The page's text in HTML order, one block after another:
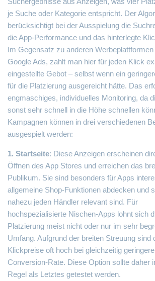
je Suche oder Kategorie entspricht. Der
berücksichtigt bei der Ausspielung die
die App-Performance und das hinterlegte
Im Gegensatz zu anderen
Google Ads, zahlt man hier für jeden Klick
eingestellte Gebot – selbst wenn ein
für die Platzierung ausgereicht hätte. Das
engmaschiges, individuelles Monitoring, da
sonst sehr schnell in die Höhe schnellen
Kampagnen können in drei verschiedenen
ausgespielt werden:
1. Startseite: Diese Anzeigen erscheinen
Öffnen des App Stores und erreichen das
Publikum. Sie sind besonders für Apps
allgemeine Shop-Funktionen abdecken und
nahezu jeden Händler relevant sind. Für
hochspezialisierte Nischen-Apps lohnt sich
Platzierung meist nicht oder nur im sehr
Umfang. Aufgrund der breiten Streuung sind
Klickpreise oft hoch bei gleichzeitig
Conversion-Rate. Diese Option sollte daher
Regel als Letztes getestet werden.